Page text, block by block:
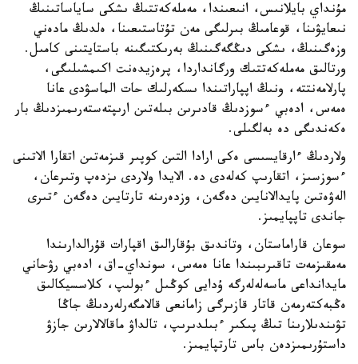
مۇنداي بايلانىس، انىعىندا، مەملەكەتتىڭ ىشكى ساياساتىنىڭ
نىعايۋىنا، قوعامىڭ بىرلىگى مەن تۇتاستىعىنا، ەلدىڭ مادەني
وزەگىنىڭ، ىشكى دىڭگەگىنىڭ بەرىكتىگىنە باستايتىنى كامىل.
ورتالىق مەملەكەتتىك ورگانداردا، پرەزيدەنت اكىمشىلىگى،
پارلامەنتتە، ونىڭ اپپاراتىندا ىسكەرلىك حات الماسۋدى عانا
ەمەس، ادەبي ءسوزدىڭ قادىرىن بىلەتىن ارىپتەستەرىمىزدىڭ بار
ەكەندىگى دە بەلگىلى.
ولاردىڭ ءارقايسىسى ەكى ارادا التىن كوپىر قىزمەتىن اتقارا الاتىنى
ءسوزسىز، اتقارىپ كەلەدى دە. الايدا ولاردى ىزدەپ وتىرعان،
الەۋەتىن پايدالانايىن دەگەن، وزدەرىنە تارتايىن دەگەن ءتىرى
جاندى تاپپايمىز.
سوعان قاراماستان، وتاندىق بۇقارالىق اقپارات قۇرالدارىندا
مەمقىزمەت تاقىرىبىندا عانا ەمەس، سونداي-اق، ادەبي رۋحاني
مايدانداعى ماسەلەلەرگە ۇدايى كوڭىل ءبولىپ، كلاسسيكالىق
ەڭبەكتەرمەن قاتار قازىرگى زامانعى قالامگەرلەردىڭ جاڭا
تۋىندىلارىنا تىڭ پىكىر ءبىلدىرىپ، تالداۋ ماقالالارىن جازۋ
داستۇرىمىزدەن باس تارتپايمىز.